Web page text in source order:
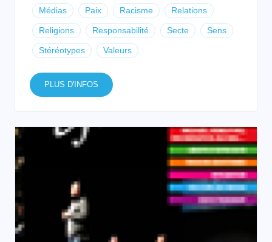
Médias Paix Racisme Relations
Religions Responsabilité Secte Sens
Stéréotypes Valeurs
PLUS D'INFOS